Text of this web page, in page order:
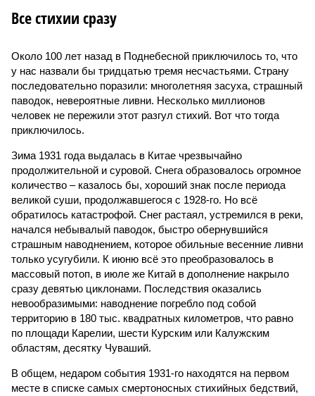
Все стихии сразу
Около 100 лет назад в Поднебесной приключилось то, что
у нас назвали бы тридцатью тремя несчастьями. Страну
последовательно поразили: многолетняя засуха, страшный
паводок, невероятные ливни. Несколько миллионов
человек не пережили этот разгул стихий. Вот что тогда
приключилось.
Зима 1931 года выдалась в Китае чрезвычайно
продолжительной и суровой. Снега образовалось огромное
количество – казалось бы, хороший знак после периода
великой суши, продолжавшегося с 1928-го. Но всё
обратилось катастрофой. Снег растаял, устремился в реки,
начался небывалый паводок, быстро обернувшийся
страшным наводнением, которое обильные весенние ливни
только усугубили. К июню всё это преобразовалось в
массовый потоп, в июле же Китай в дополнение накрыло
сразу девятью циклонами. Последствия оказались
невообразимыми: наводнение погребло под собой
территорию в 180 тыс. квадратных километров, что равно
по площади Карелии, шести Курским или Калужским
областям, десятку Чуваший.
В общем, недаром события 1931-го находятся на первом
месте в списке самых смертоносных стихийных бедствий,